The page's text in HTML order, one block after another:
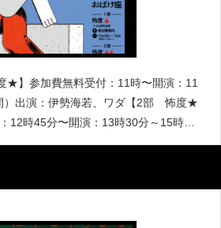
】参加費無料受付：11時〜開演：11
）出演：伊勢海若、ワダ【2部 怖度★
12時45分〜開演：13時30分～15時
さくら、チビル松村【3部 怖度★★